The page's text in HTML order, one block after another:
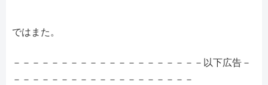
ではまた。
－－－－－－－－－－－－－－－－－－－－以下広告－
－－－－－－－－－－－－－－－－－－－